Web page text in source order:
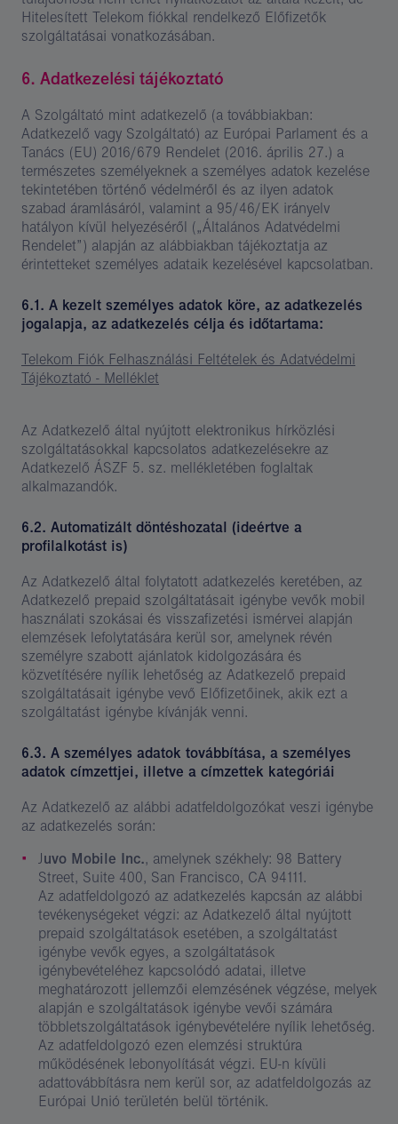
Hitelesített Telekom fiókkal rendelkező Előfizetők
szolgáltatásai vonatkozásában.
6. Adatkezelési tájékoztató
A Szolgáltató mint adatkezelő (a továbbiakban:
Adatkezelő vagy Szolgáltató) az Európai Parlament és a
Tanács (EU) 2016/679 Rendelet (2016. április 27.) a
természetes személyeknek a személyes adatok kezelése
tekintetében történő védelméről és az ilyen adatok
szabad áramlásáról, valamint a 95/46/EK irányelv
hatályon kívül helyezéséről („Általános Adatvédelmi
Rendelet”) alapján az alábbiakban tájékoztatja az
érintetteket személyes adataik kezelésével kapcsolatban.
6.1. A kezelt személyes adatok köre, az adatkezelés
jogalapja, az adatkezelés célja és időtartama:
Telekom Fiók Felhasználási Feltételek és Adatvédelmi
Tájékoztató - Melléklet
Az Adatkezelő által nyújtott elektronikus hírközlési
szolgáltatásokkal kapcsolatos adatkezelésekre az
Adatkezelő ÁSZF 5. sz. mellékletében foglaltak
alkalmazandók.
6.2. Automatizált döntéshozatal (ideértve a
profilalkotást is)
Az Adatkezelő által folytatott adatkezelés keretében, az
Adatkezelő prepaid szolgáltatásait igénybe vevők mobil
használati szokásai és visszafizetési ismérvei alapján
elemzések lefolytatására kerül sor, amelynek révén
személyre szabott ajánlatok kidolgozására és
közvetítésére nyílik lehetőség az Adatkezelő prepaid
szolgáltatásait igénybe vevő Előfizetőinek, akik ezt a
szolgáltatást igénybe kívánják venni.
6.3. A személyes adatok továbbítása, a személyes
adatok címzettjei, illetve a címzettek kategóriái
Az Adatkezelő az alábbi adatfeldolgozókat veszi igénybe
az adatkezelés során:
Juvo Mobile Inc., amelynek székhely: 98 Battery
Street, Suite 400, San Francisco, CA 94111.
Az adatfeldolgozó az adatkezelés kapcsán az alábbi
tevékenységeket végzi: az Adatkezelő által nyújtott
prepaid szolgáltatások esetében, a szolgáltatást
igénybe vevők egyes, a szolgáltatások
igénybevételéhez kapcsolódó adatai, illetve
meghatározott jellemzői elemzésének végzése, melyek
alapján e szolgáltatások igénybe vevői számára
többletszolgáltatások igénybevételére nyílik lehetőség.
Az adatfeldolgozó ezen elemzési struktúra
működésének lebonyolítását végzi. EU-n kívüli
adattovábbításra nem kerül sor, az adatfeldolgozás az
Európai Unió területén belül történik.